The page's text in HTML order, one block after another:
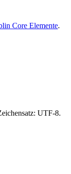
Core Elemente.
UTF-8.